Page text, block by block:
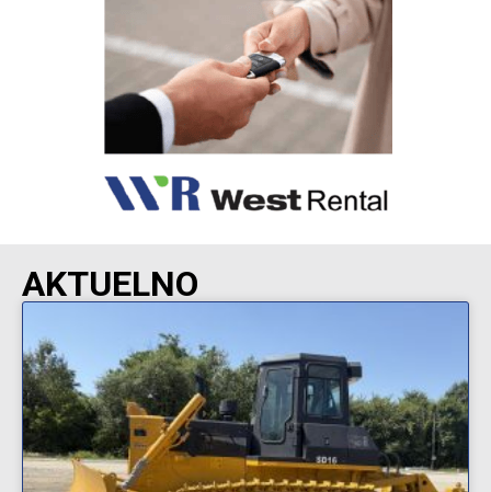
AKTUELNO